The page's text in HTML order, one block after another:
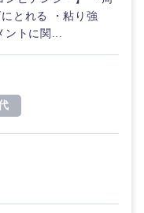
木県
とれる ・粘り強
トに関...